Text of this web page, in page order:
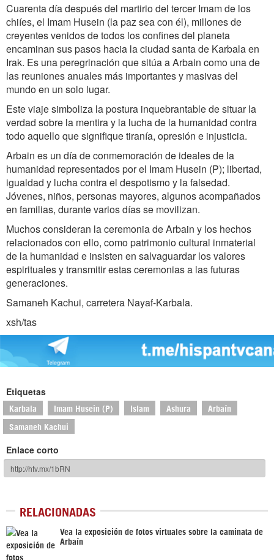
Cuarenta día después del martirio del tercer Imam de los
chiíes, el Imam Husein (la paz sea con él), millones de
creyentes venidos de todos los confines del planeta
encaminan sus pasos hacia la ciudad santa de Karbala en
Irak. Es una peregrinación que sitúa a Arbain como una de
las reuniones anuales más importantes y masivas del
mundo en un solo lugar.
Este viaje simboliza la postura inquebrantable de situar la
verdad sobre la mentira y la lucha de la humanidad contra
todo aquello que signifique tiranía, opresión e injusticia.
Arbain es un día de conmemoración de ideales de la
humanidad representados por el Imam Husein (P); libertad,
igualdad y lucha contra el despotismo y la falsedad.
Jóvenes, niños, personas mayores, algunos acompañados
en familias, durante varios días se movilizan.
Muchos consideran la ceremonia de Arbain y los hechos
relacionados con ello, como patrimonio cultural inmaterial
de la humanidad e insisten en salvaguardar los valores
espirituales y transmitir estas ceremonias a las futuras
generaciones.
Samaneh Kachui, carretera Nayaf-Karbala.
xsh/tas
Etiquetas
Karbala Imam Husein (P) Islam Ashura Arbaín
Samaneh Kachui
Enlace corto
RELACIONADAS
Vea la exposición de fotos virtuales sobre la caminata de
Arbaín